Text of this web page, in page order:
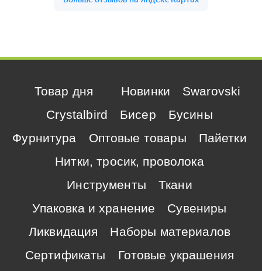
Товар дня Новинки
Swarovski
Crystalbird
Бисер
Бусины
Фурнитура
Оптовые товары
Пайетки
Нитки, тросик, проволока
Инструменты
Ткани
Упаковка и хранение
Сувениры
Ликвидация
Наборы материалов
Сертификаты
Готовые украшения